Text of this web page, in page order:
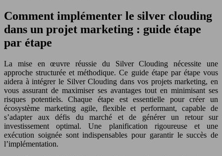
Comment implémenter le silver clouding
dans un projet marketing : guide étape
par étape
La mise en œuvre réussie du Silver Clouding nécessite une
approche structurée et méthodique. Ce guide étape par étape vous
aidera à intégrer le Silver Clouding dans vos projets marketing, en
vous assurant de maximiser ses avantages tout en minimisant ses
risques potentiels. Chaque étape est essentielle pour créer un
écosystème marketing agile, flexible et performant, capable de
s’adapter aux défis du marché et de générer un retour sur
investissement optimal. Une planification rigoureuse et une
exécution soignée sont indispensables pour garantir le succès de
l’implémentation.